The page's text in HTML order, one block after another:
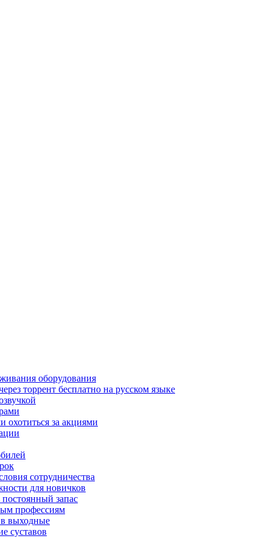
оборудования
торрент бесплатно на русском языке
за акциями
сотрудничества
для новичков
запас
профессиям
выходные
суставов